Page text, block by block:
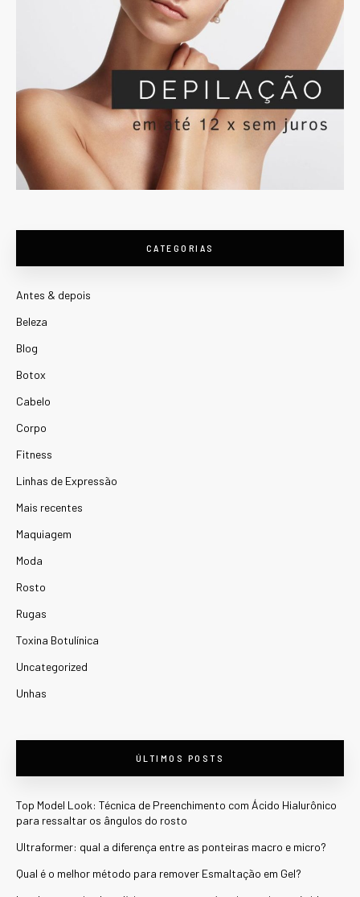
CATEGORIAS
Antes & depois
Beleza
Blog
Botox
Cabelo
Corpo
Fitness
Linhas de Expressão
Mais recentes
Maquiagem
Moda
Rosto
Rugas
Toxina Botulínica
Uncategorized
Unhas
ÚLTIMOS POSTS
Top Model Look: Técnica de Preenchimento com Ácido Hialurônico
para ressaltar os ângulos do rosto
Ultraformer: qual a diferença entre as ponteiras macro e micro?
Qual é o melhor método para remover Esmaltação em Gel?